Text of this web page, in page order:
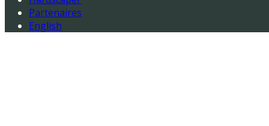
Partenaires
English